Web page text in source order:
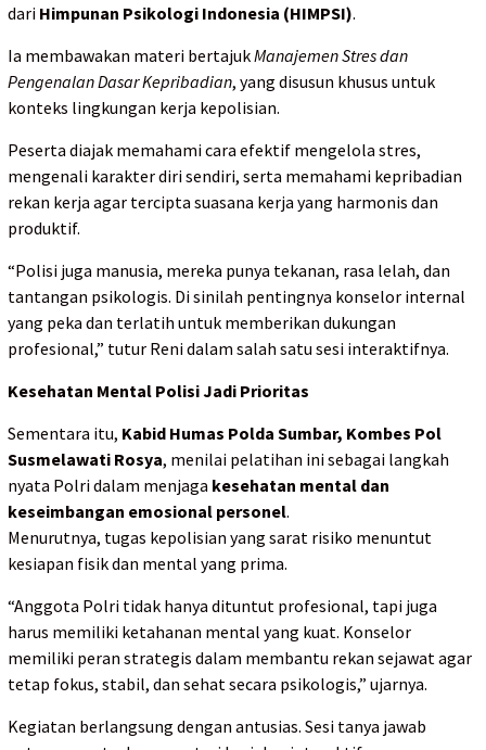
dari Himpunan Psikologi Indonesia (HIMPSI).
Ia membawakan materi bertajukManajemen Stres dan
Pengenalan Dasar Kepribadian, yang disusun khusus untuk
konteks lingkungan kerja kepolisian.
Peserta diajak memahami cara efektif mengelola stres,
mengenali karakter diri sendiri, serta memahami kepribadian
rekan kerja agar tercipta suasana kerja yang harmonis dan
produktif.
“Polisi juga manusia, mereka punya tekanan, rasa lelah, dan
tantangan psikologis. Di sinilah pentingnya konselor internal
yang peka dan terlatih untuk memberikan dukungan
profesional,” tutur Reni dalam salah satu sesi interaktifnya.
Kesehatan Mental Polisi Jadi Prioritas
Sementara itu, Kabid Humas Polda Sumbar, Kombes Pol
Susmelawati Rosya, menilai pelatihan ini sebagai langkah
nyata Polri dalam menjaga kesehatan mental dan
keseimbangan emosional personel.
Menurutnya, tugas kepolisian yang sarat risiko menuntut
kesiapan fisik dan mental yang prima.
“Anggota Polri tidak hanya dituntut profesional, tapi juga
harus memiliki ketahanan mental yang kuat. Konselor
memiliki peran strategis dalam membantu rekan sejawat agar
tetap fokus, stabil, dan sehat secara psikologis,” ujarnya.
Kegiatan berlangsung dengan antusias. Sesi tanya jawab